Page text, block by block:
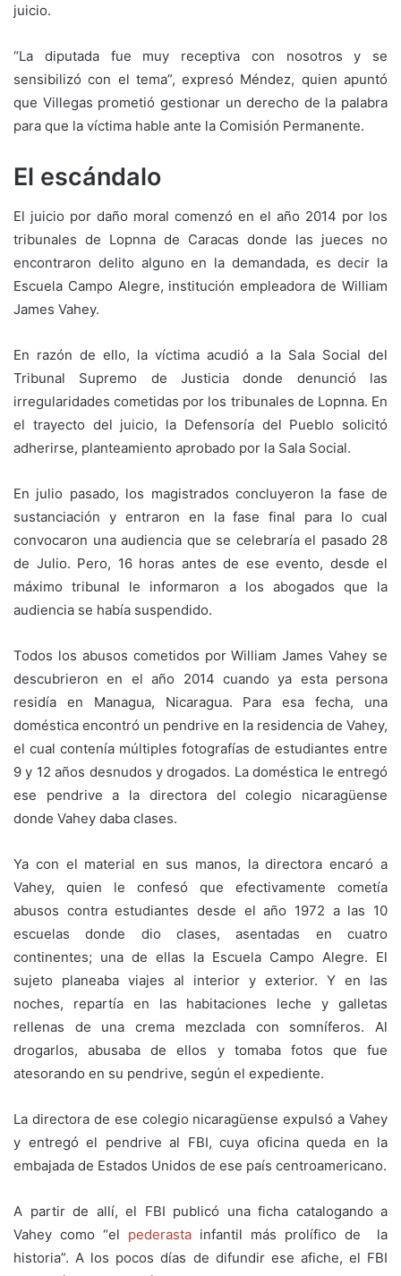
juicio.
“La diputada fue muy receptiva con nosotros y se
sensibilizó con el tema”, expresó Méndez, quien apuntó
que Villegas prometió gestionar un derecho de la palabra
para que la víctima hable ante la Comisión Permanente.
El escándalo
El juicio por daño moral comenzó en el año 2014 por los
tribunales de Lopnna de Caracas donde las jueces no
encontraron delito alguno en la demandada, es decir la
Escuela Campo Alegre, institución empleadora de William
James Vahey.
En razón de ello, la víctima acudió a la Sala Social del
Tribunal Supremo de Justicia donde denunció las
irregularidades cometidas por los tribunales de Lopnna. En
el trayecto del juicio, la Defensoría del Pueblo solicitó
adherirse, planteamiento aprobado por la Sala Social.
En julio pasado, los magistrados concluyeron la fase de
sustanciación y entraron en la fase final para lo cual
convocaron una audiencia que se celebraría el pasado 28
de Julio. Pero, 16 horas antes de ese evento, desde el
máximo tribunal le informaron a los abogados que la
audiencia se había suspendido.
Todos los abusos cometidos por William James Vahey se
descubrieron en el año 2014 cuando ya esta persona
residía en Managua, Nicaragua. Para esa fecha, una
doméstica encontró un pendrive en la residencia de Vahey,
el cual contenía múltiples fotografías de estudiantes entre
9 y 12 años desnudos y drogados. La doméstica le entregó
ese pendrive a la directora del colegio nicaragüense
donde Vahey daba clases.
Ya con el material en sus manos, la directora encaró a
Vahey, quien le confesó que efectivamente cometía
abusos contra estudiantes desde el año 1972 a las 10
escuelas donde dio clases, asentadas en cuatro
continentes; una de ellas la Escuela Campo Alegre. El
sujeto planeaba viajes al interior y exterior. Y en las
noches, repartía en las habitaciones leche y galletas
rellenas de una crema mezclada con somníferos. Al
drogarlos, abusaba de ellos y tomaba fotos que fue
atesorando en su pendrive, según el expediente.
La directora de ese colegio nicaragüense expulsó a Vahey
y entregó el pendrive al FBI, cuya oficina queda en la
embajada de Estados Unidos de ese país centroamericano.
A partir de allí, el FBI publicó una ficha catalogando a
Vahey como “el pederasta infantil más prolífico de la
historia”. A los pocos días de difundir ese afiche, el FBI